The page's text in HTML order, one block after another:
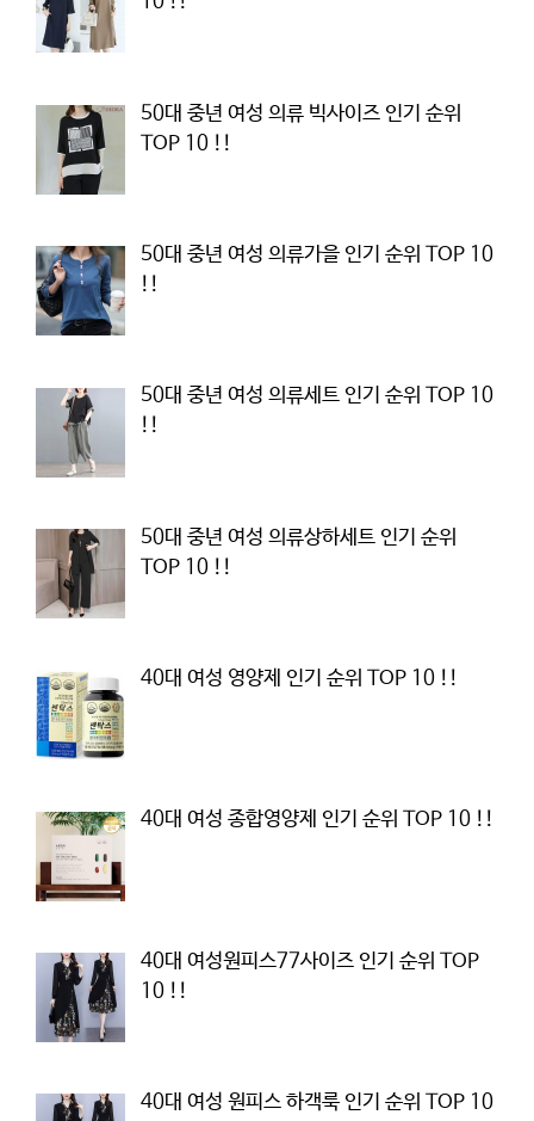
50대 중년 여성 의류 빅사이즈 인기 순위
TOP 10 !!
50대 중년 여성 의류가을 인기 순위 TOP 10
!!
50대 중년 여성 의류세트 인기 순위 TOP 10
!!
50대 중년 여성 의류상하세트 인기 순위
TOP 10 !!
40대 여성 영양제 인기 순위 TOP 10 !!
40대 여성 종합영양제 인기 순위 TOP 10 !!
40대 여성원피스77사이즈 인기 순위 TOP
10 !!
40대 여성 원피스 하객룩 인기 순위 TOP 10